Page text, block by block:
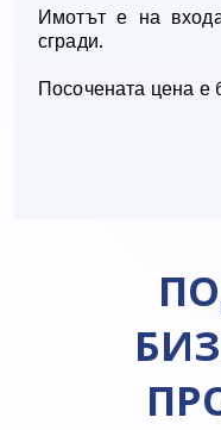
Имотът е на
сгради.
Посочената цена е